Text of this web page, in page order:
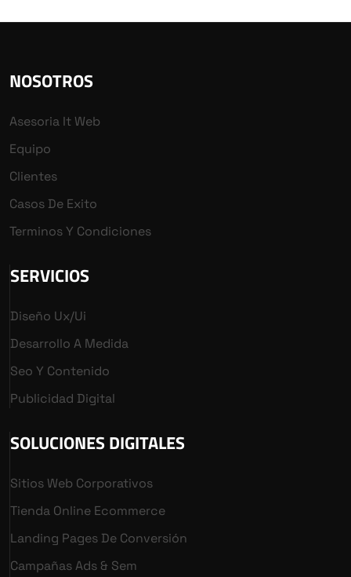
NOSOTROS
Asesoria It Web
Equipo
Clientes
Casos De Exito
Terminos Y Condiciones
SERVICIOS
Diseño Ux/ui
Desarrollo A Medida
Seo Y Contenido
Publicidad Digital
SOLUCIONES DIGITALES
Sitios Web Corporativos
Tienda Online Ecommerce
Landing Pages De Conversión
Campañas Ads & Sem